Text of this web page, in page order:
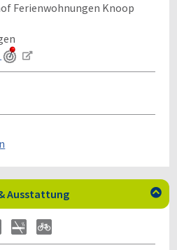
Ferienwohnungen Knoop
Ausstattung 